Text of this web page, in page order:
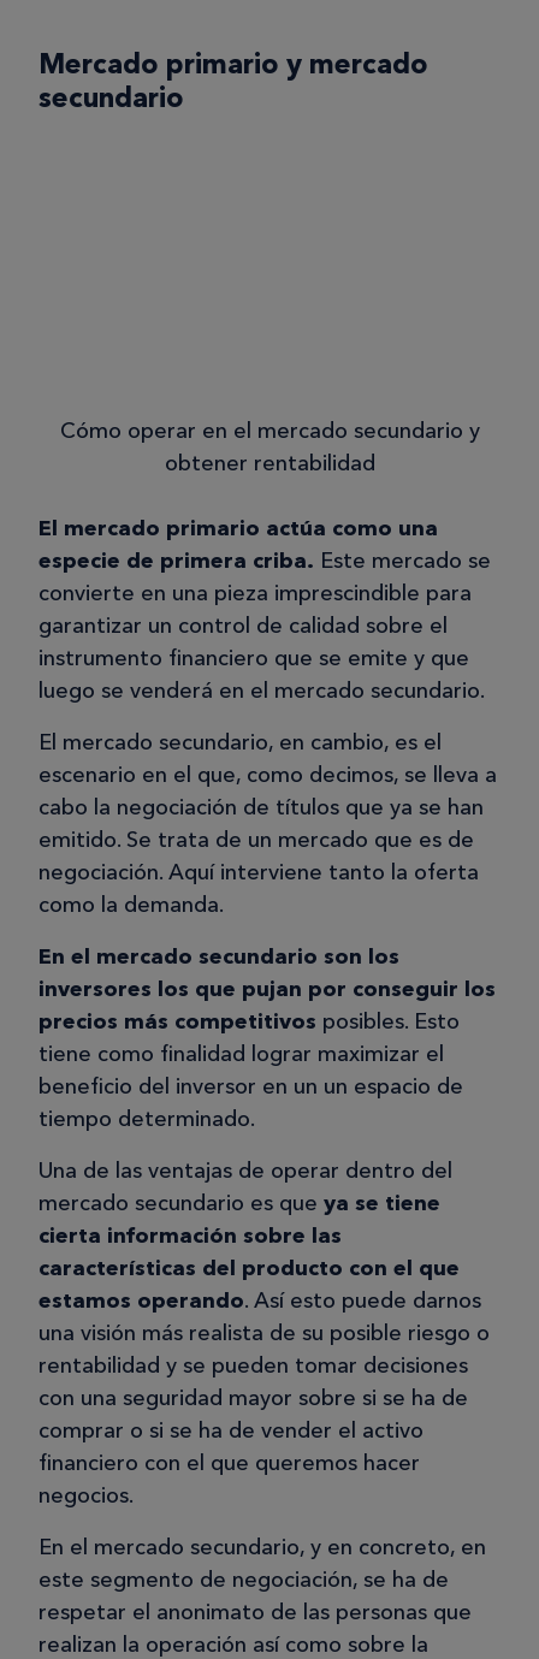
Mercado primario y mercado
secundario
Cómo operar en el mercado secundario y
obtener rentabilidad
El mercado primario actúa como una
especie de primera criba. Este mercado se
convierte en una pieza imprescindible para
garantizar un control de calidad sobre el
instrumento financiero que se emite y que
luego se venderá en el mercado secundario.
El mercado secundario, en cambio, es el
escenario en el que, como decimos, se lleva a
cabo la negociación de títulos que ya se han
emitido. Se trata de un mercado que es de
negociación. Aquí interviene tanto la oferta
como la demanda.
En el mercado secundario son los
inversores los que pujan por conseguir los
precios más competitivos posibles. Esto
tiene como finalidad lograr maximizar el
beneficio del inversor en un un espacio de
tiempo determinado.
Una de las ventajas de operar dentro del
mercado secundario es que ya se tiene
cierta información sobre las
características del producto con el que
estamos operando. Así esto puede darnos
una visión más realista de su posible riesgo o
rentabilidad y se pueden tomar decisiones
con una seguridad mayor sobre si se ha de
comprar o si se ha de vender el activo
financiero con el que queremos hacer
negocios.
En el mercado secundario, y en concreto, en
este segmento de negociación, se ha de
respetar el anonimato de las personas que
realizan la operación así como sobre la